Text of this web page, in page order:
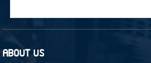
ABOUT US